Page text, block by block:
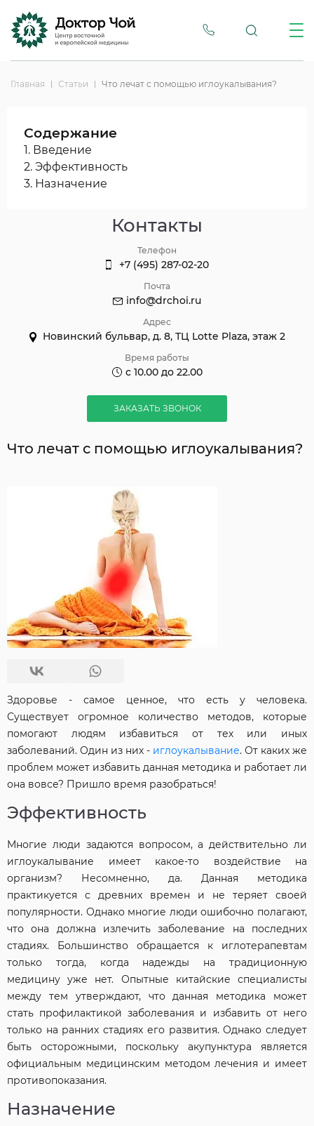
Главная Статьи Что лечат с помощью иглоукалывания?
Содержание
1. Введение
2. Эффективность
3. Назначение
Контакты
Телефон
+7 (495) 287-02-20
Почта
info@drchoi.ru
Адрес
Новинский бульвар, д. 8, ТЦ Lotte Plaza, этаж 2
Время работы
с 10.00 до 22.00
ЗАКАЗАТЬ ЗВОНОК
Что лечат с помощью иглоукалывания?
Здоровье - самое ценное, что есть у человека.
Существует огромное количество методов, которые
помогают людям избавиться от тех или иных
заболеваний. Один из них - иглоукалывание. От каких же
проблем может избавить данная методика и работает ли
она вовсе? Пришло время разобраться!
Эффективность
Многие люди задаются вопросом, а действительно ли
иглоукалывание имеет какое-то воздействие на
организм? Несомненно, да. Данная методика
практикуется с древних времен и не теряет своей
популярности. Однако многие люди ошибочно полагают,
что она должна излечить заболевание на последних
стадиях. Большинство обращается к иглотерапевтам
только тогда, когда надежды на традиционную
медицину уже нет. Опытные китайские специалисты
между тем утверждают, что данная методика может
стать профилактикой заболевания и избавить от него
только на ранних стадиях его развития. Однако следует
быть осторожными, поскольку акупунктура является
официальным медицинским методом лечения и имеет
противопоказания.
Назначение